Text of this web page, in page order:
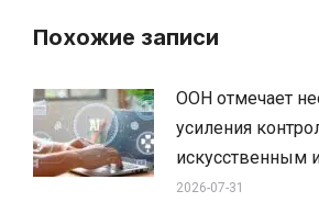
Похожие записи
ООН отмечает
усиления
искусственным
2026-07-31